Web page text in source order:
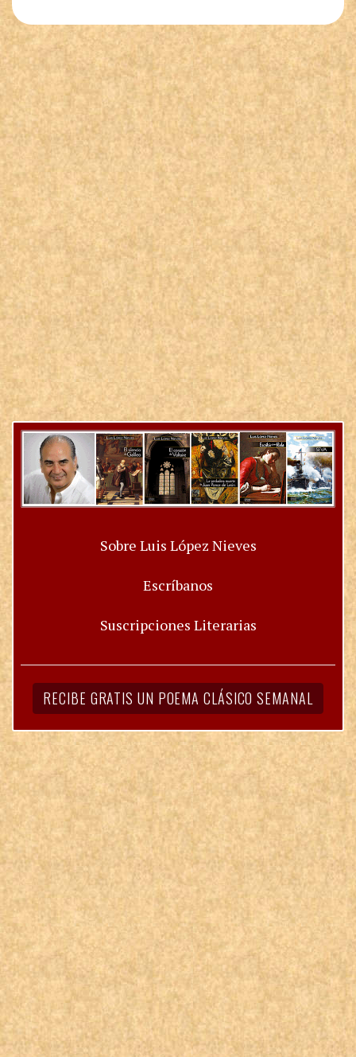
Sobre Luis López Nieves
Escríbanos
Suscripciones Literarias
RECIBE GRATIS UN POEMA CLÁSICO SEMANAL